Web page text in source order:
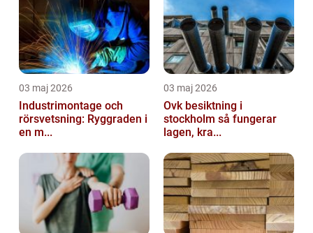
03 maj 2026
Industrimontage och
rörsvetsning: Ryggraden i
en m...
03 maj 2026
Ovk besiktning i
stockholm så fungerar
lagen, kra...